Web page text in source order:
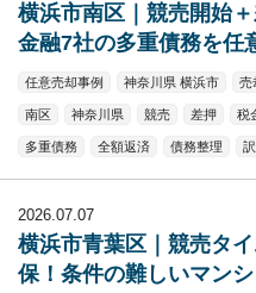
横浜市南区｜競売開始
金融7社の多重債務を任
任意売却事例 神奈川県 横浜市 売
南区 神奈川県 競売 差押 税
多重債務 全額返済 債務整理
2026.07.07
横浜市青葉区｜競売タ
保！条件の難しいマン